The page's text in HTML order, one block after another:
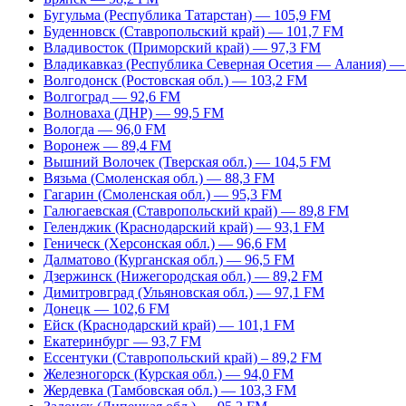
Бугульма (Республика Татарстан) — 105,9 FM
Буденновск (Ставропольский край) — 101,7 FM
Владивосток (Приморский край) — 97,3 FM
Владикавказ (Республика Северная Осетия — Алания)
Волгодонск (Ростовская обл.) — 103,2 FM
Волгоград — 92,6 FM
Волноваха (ДНР) — 99,5 FM
Вологда — 96,0 FM
Воронеж — 89,4 FM
Вышний Волочек (Тверская обл.) — 104,5 FM
Вязьма (Смоленская обл.) — 88,3 FM
Гагарин (Смоленская обл.) — 95,3 FM
Галюгаевская (Ставропольский край) — 89,8 FM
Геленджик (Краснодарский край) — 93,1 FM
Геническ (Херсонская обл.) — 96,6 FM
Далматово (Курганская обл.) — 96,5 FM
Дзержинск (Нижегородская обл.) — 89,2 FM
Димитровград (Ульяновская обл.) — 97,1 FM
Донецк — 102,6 FM
Ейск (Краснодарский край) — 101,1 FM
Екатеринбург — 93,7 FM
Ессентуки (Ставропольский край) – 89,2 FM
Железногорск (Курская обл.) — 94,0 FM
Жердевка (Тамбовская обл.) — 103,3 FM